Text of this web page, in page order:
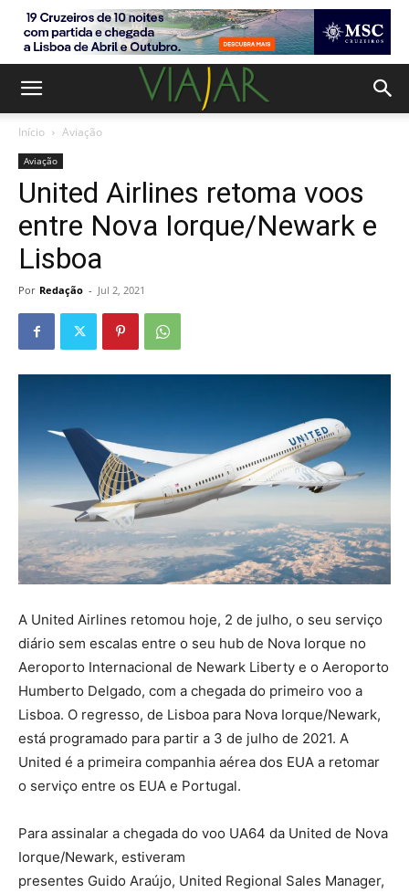
Início Aviação
Aviação
United Airlines retoma voos
entre Nova Iorque/Newark e
Lisboa
Por Redação - Jul 2, 2021
A United Airlines retomou hoje, 2 de julho, o seu serviço
diário sem escalas entre o seu hub de Nova Iorque no
Aeroporto Internacional de Newark Liberty e o Aeroporto
Humberto Delgado, com a chegada do primeiro voo a
Lisboa. O regresso, de Lisboa para Nova Iorque/Newark,
está programado para partir a 3 de julho de 2021. A
United é a primeira companhia aérea dos EUA a retomar
o serviço entre os EUA e Portugal.
Para assinalar a chegada do voo UA64 da United de Nova
Iorque/Newark, estiveram
presentes Guido Araújo, United Regional Sales Manager,